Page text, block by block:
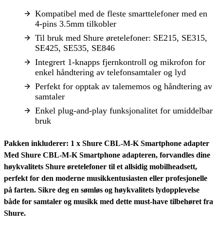
Kompatibel med de fleste smarttelefoner med en
4-pins 3.5mm tilkobler
Til bruk med Shure øretelefoner: SE215, SE315,
SE425, SE535, SE846
Integrert 1-knapps fjernkontroll og mikrofon for
enkel håndtering av telefonsamtaler og lyd
Perfekt for opptak av talememos og håndtering av
samtaler
Enkel plug-and-play funksjonalitet for umiddelbar
bruk
Pakken inkluderer: 1 x Shure CBL-M-K Smartphone adapter
Med Shure CBL-M-K Smartphone adapteren, forvandles dine
høykvalitets Shure øretelefoner til et allsidig mobilheadsett,
perfekt for den moderne musikkentusiasten eller profesjonelle
på farten. Sikre deg en sømløs og høykvalitets lydopplevelse
både for samtaler og musikk med dette must-have tilbehøret fra
Shure.